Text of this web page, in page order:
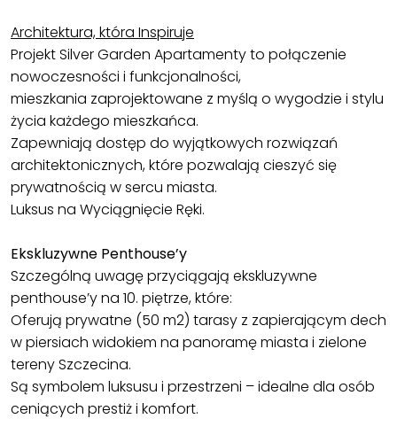
Architektura, która Inspiruje
Projekt Silver Garden Apartamenty to połączenie
nowoczesności i funkcjonalności,
mieszkania zaprojektowane z myślą o wygodzie i stylu
życia każdego mieszkańca.
Zapewniają dostęp do wyjątkowych rozwiązań
architektonicznych, które pozwalają cieszyć się
prywatnością w sercu miasta.
Luksus na Wyciągnięcie Ręki.
Ekskluzywne Penthouse’y
Szczególną uwagę przyciągają ekskluzywne
penthouse’y na 10. piętrze, które:
Oferują prywatne (50 m2) tarasy z zapierającym dech
w piersiach widokiem na panoramę miasta i zielone
tereny Szczecina.
Są symbolem luksusu i przestrzeni – idealne dla osób
ceniących prestiż i komfort.